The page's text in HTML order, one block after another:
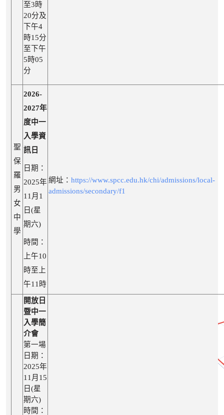
至3時
20分及
下午4
時15分
至下午
5時05
分
聖
保
羅
男
女
中
學
2026-
2027年
度中一
入學資
訊日
日期：
2025年
11月1
日(星
期六)
時間：
上午10
時至上
午11時
網址： https://www.spcc.edu.hk/chi/admissions/local-
admissions/secondary/f1
開放日
暨中一
入學簡
介會
第一場
日期：
2025年
11月15
日(星
期六)
時間：